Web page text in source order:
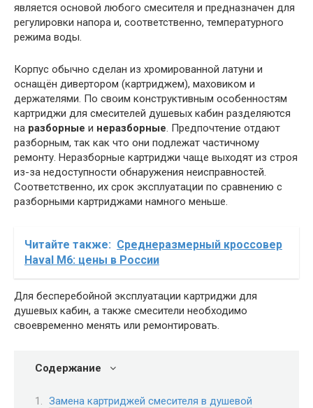
является основой любого смесителя и предназначен для
регулировки напора и, соответственно, температурного
режима воды.
Корпус обычно сделан из хромированной латуни и
оснащён дивертором (картриджем), маховиком и
держателями. По своим конструктивным особенностям
картриджи для смесителей душевых кабин разделяются
на разборные и неразборные. Предпочтение отдают
разборным, так как что они подлежат частичному
ремонту. Неразборные картриджи чаще выходят из строя
из-за недоступности обнаружения неисправностей.
Соответственно, их срок эксплуатации по сравнению с
разборными картриджами намного меньше.
Читайте также: Среднеразмерный кроссовер
Haval M6: цены в России
Для бесперебойной эксплуатации картриджи для
душевых кабин, а также смесители необходимо
своевременно менять или ремонтировать.
Содержание
Замена картриджей смесителя в душевой